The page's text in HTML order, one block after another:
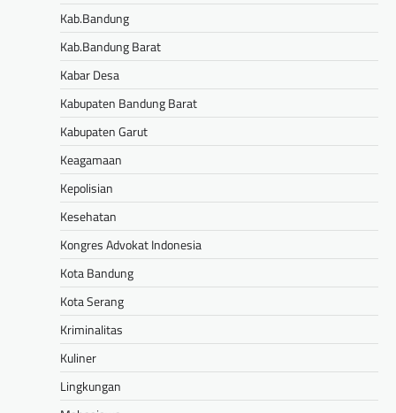
Kab.Bandung
Kab.Bandung Barat
Kabar Desa
Kabupaten Bandung Barat
Kabupaten Garut
Keagamaan
Kepolisian
Kesehatan
Kongres Advokat Indonesia
Kota Bandung
Kota Serang
Kriminalitas
Kuliner
Lingkungan